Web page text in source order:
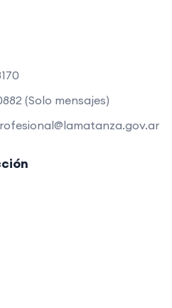
(Solo mensajes)